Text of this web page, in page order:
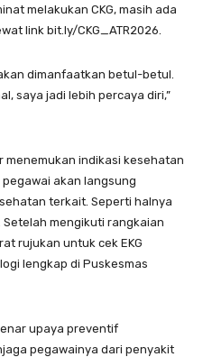
melakukan CKG, masih ada
link bit.ly/CKG_ATR2026.
dimanfaatkan betul-betul.
saya jadi lebih percaya diri,”
indikasi kesehatan
akan langsung
terkait. Seperti halnya
Setelah mengikuti rangkaian
rujukan untuk cek EKG
lengkap di Puskesmas
upaya preventif
pegawainya dari penyakit